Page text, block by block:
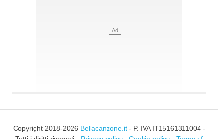
Copyright 2018-2026 Bellacanzone.it- P. IVA IT15161311004 -